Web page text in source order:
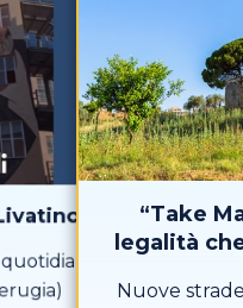
“Take
legalità
Nuove